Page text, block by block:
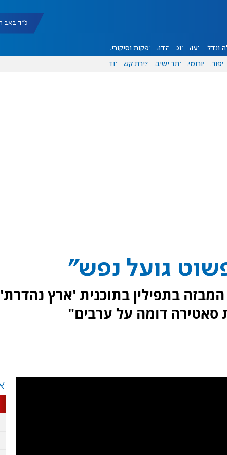
כ"ד באב תשפ"ו
ונדל"ן דעות אוכל יהדות הפקות וסיקורים
ספורט פורומים אתר ישיבה יצירת קשר עוד
גועל נפש"
בתפילין בתוכנית 'ארץ
סאטירה דומה על ערבים"